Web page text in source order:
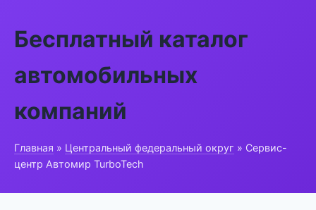
Бесплатный каталог
автомобильных
компаний
Главная » Центральный федеральный округ » Сервис-
центр Автомир TurboTech